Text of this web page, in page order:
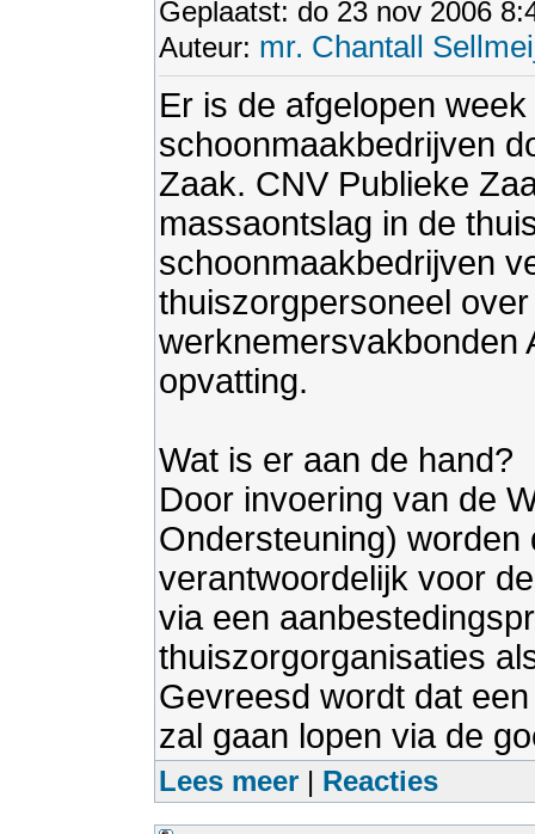
Geplaatst: do 23 nov 2006
Auteur: mr. Chantall
Er is de afgelopen
schoonmaakbedrijven
Zaak. CNV Publieke
massaontslag in de
schoonmaakbedrijven
thuiszorgpersoneel
werknemersvakbonden
opvatting.
Wat is er aan de hand?
Door invoering van de
Ondersteuning)
verantwoordelijk voor
via een
thuiszorgorganisaties
Gevreesd wordt dat
zal gaan lopen via de
Lees meer | Reacties